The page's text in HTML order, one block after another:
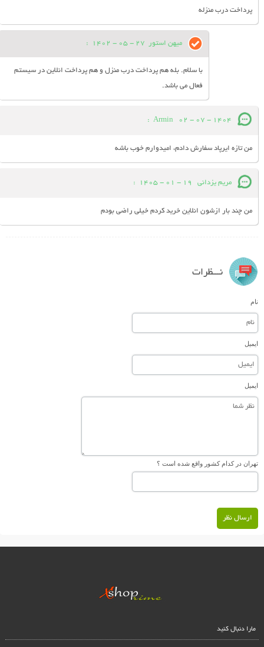
پرداخت درب منزله
میهن استور 27 - 05 - 1402
:
با سلام. بله هم پرداخت درب منزل و هم پرداخت انلاین در سیستم
فعال می باشد.
Armin 02 - 07 - 1404
:
من تازه ایرپاد سفارش دادم، امیدوارم خوب باشه
مریم یزدانی 19 - 01 - 1405
:
من چند بار ازشون انلاین خرید کردم خیلی راضی بودم
نـــظرات
نام
ایمیل
ایمیل
تهران در کدام کشور واقع شده است ؟
ارسال نظر
مارا دنبال کنید